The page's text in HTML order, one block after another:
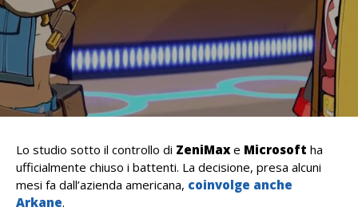
Lo studio sotto il controllo di ZeniMaxe Microsoft ha
ufficialmente chiuso i battenti. La decisione, presa alcuni
mesi fa dall’azienda americana, coinvolge anche
Arkane.